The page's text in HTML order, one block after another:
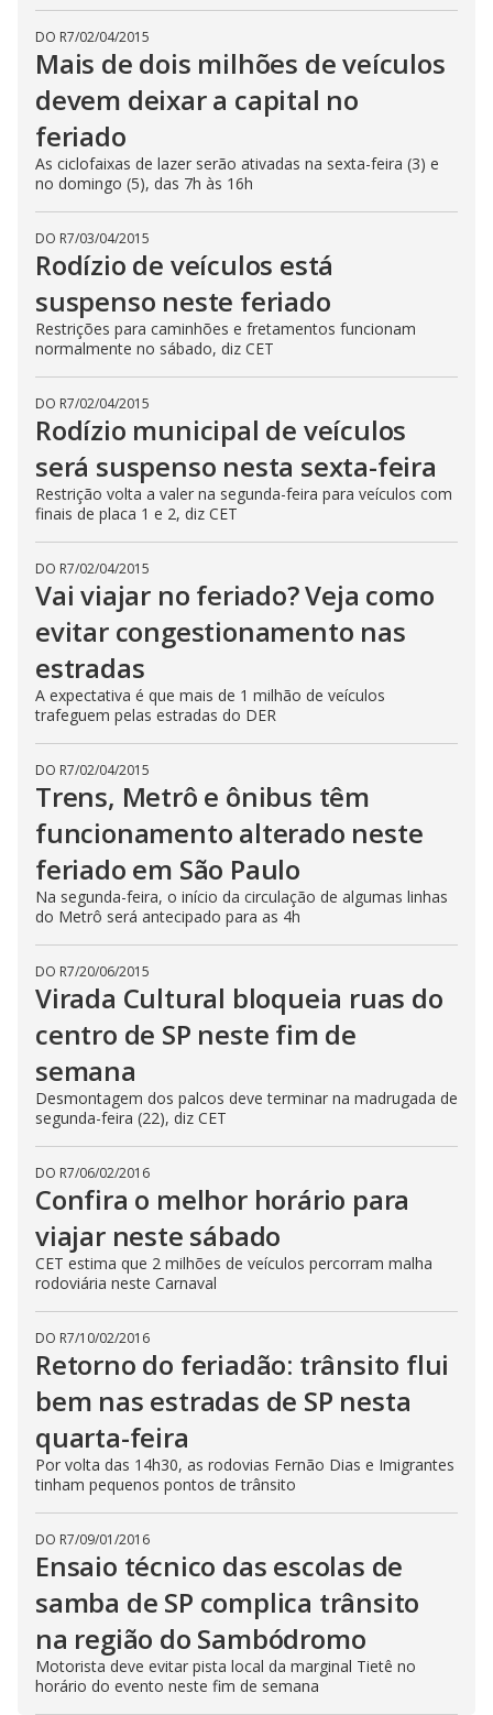
DO R7/02/04/2015
Mais de dois milhões de veículos
devem deixar a capital no
feriado
As ciclofaixas de lazer serão ativadas na sexta-feira (3) e
no domingo (5), das 7h às 16h
DO R7/03/04/2015
Rodízio de veículos está
suspenso neste feriado
Restrições para caminhões e fretamentos funcionam
normalmente no sábado, diz CET
DO R7/02/04/2015
Rodízio municipal de veículos
será suspenso nesta sexta-feira
Restrição volta a valer na segunda-feira para veículos com
finais de placa 1 e 2, diz CET
DO R7/02/04/2015
Vai viajar no feriado? Veja como
evitar congestionamento nas
estradas
A expectativa é que mais de 1 milhão de veículos
trafeguem pelas estradas do DER
DO R7/02/04/2015
Trens, Metrô e ônibus têm
funcionamento alterado neste
feriado em São Paulo
Na segunda-feira, o início da circulação de algumas linhas
do Metrô será antecipado para as 4h
DO R7/20/06/2015
Virada Cultural bloqueia ruas do
centro de SP neste fim de
semana
Desmontagem dos palcos deve terminar na madrugada de
segunda-feira (22), diz CET
DO R7/06/02/2016
Confira o melhor horário para
viajar neste sábado
CET estima que 2 milhões de veículos percorram malha
rodoviária neste Carnaval
DO R7/10/02/2016
Retorno do feriadão: trânsito flui
bem nas estradas de SP nesta
quarta-feira
Por volta das 14h30, as rodovias Fernão Dias e Imigrantes
tinham pequenos pontos de trânsito
DO R7/09/01/2016
Ensaio técnico das escolas de
samba de SP complica trânsito
na região do Sambódromo
Motorista deve evitar pista local da marginal Tietê no
horário do evento neste fim de semana